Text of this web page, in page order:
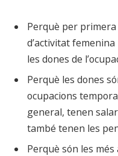
Perquè per primera
d’activitat
les dones de
Perquè les dones
ocupacions
general, tenen
també tenen les
Perquè són les